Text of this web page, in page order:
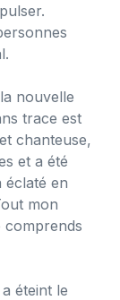
nouvelle
trace est
chanteuse,
et a été
éclaté en
mon
comprends
éteint le